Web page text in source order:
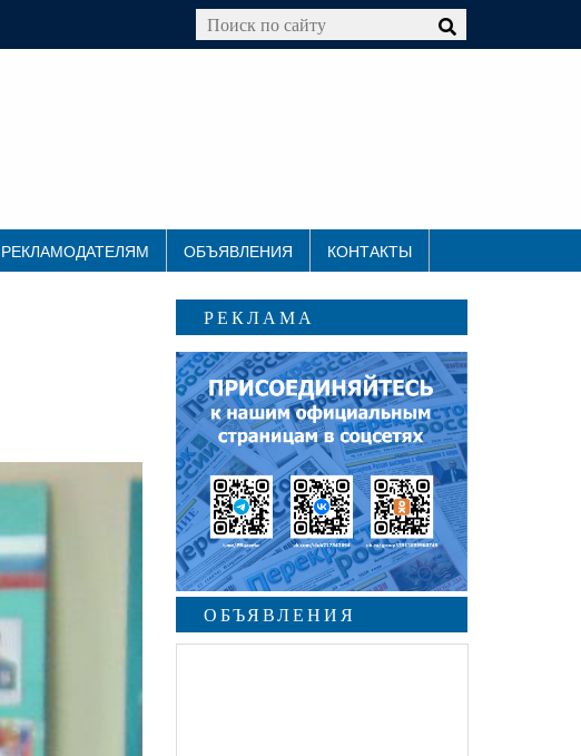
РЕКЛАМОДАТЕЛЯМ ОБЪЯВЛЕНИЯ КОНТАКТЫ
РЕКЛАМА
ОБЪЯВЛЕНИЯ